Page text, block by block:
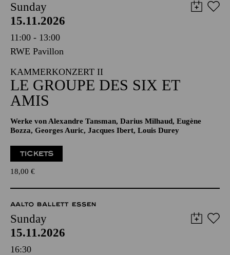
Sunday
15.11.2026
11:00 - 13:00
RWE Pavillon
KAMMERKONZERT II
LE GROUPE DES SIX ET
AMIS
Werke von Alexandre Tansman, Darius Milhaud, Eugène
Bozza, Georges Auric, Jacques Ibert, Louis Durey
TICKETS
18,00 €
AALTO BALLETT ESSEN
Sunday
15.11.2026
16:30